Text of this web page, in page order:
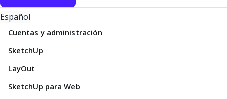
Español
Cuentas y administración
SketchUp
LayOut
SketchUp para Web